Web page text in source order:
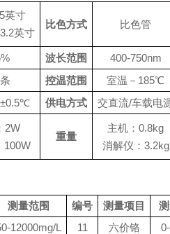
英寸
英寸
比色方式 比色管
波长范围 400-750nm
控温范围 室温－185℃
供电方式 交直流/车载电
2W
100W
重量
主机：0.8kg
消解仪：3.2kg
测量范围 编号 测量项目
12000mg/L 11 六价铬